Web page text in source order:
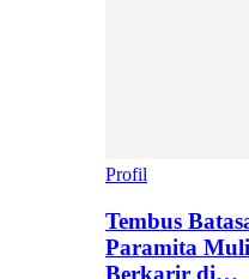
Profil
Tembus
Paramita
Berkarir di…